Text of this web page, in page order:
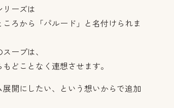
リーズは
ろから「パルード」と名付けられま
ープは、
どことなく連想させます。
開にしたい、という想いからで追加